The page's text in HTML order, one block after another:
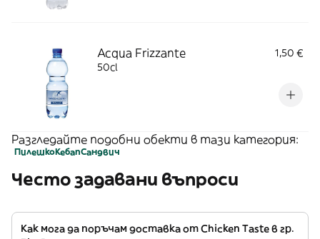
Acqua Frizzante
1,50 €
50cl
Разгледайте подобни обекти в тази категория:
ПилешкоКебапСандвич
Често задавани въпроси
Как мога да поръчам доставка от Chicken Taste в гр.